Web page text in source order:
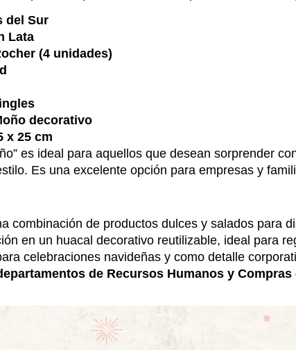
del Sur
Lata
(4 unidades)
decorativo
x 25 cm
es ideal para aquellos que desean sorprender
Es una excelente opción para empresas y
combinación de productos dulces y salados para
en un huacal decorativo reutilizable, ideal para
celebraciones navideñas y como detalle
de Recursos Humanos y Compras